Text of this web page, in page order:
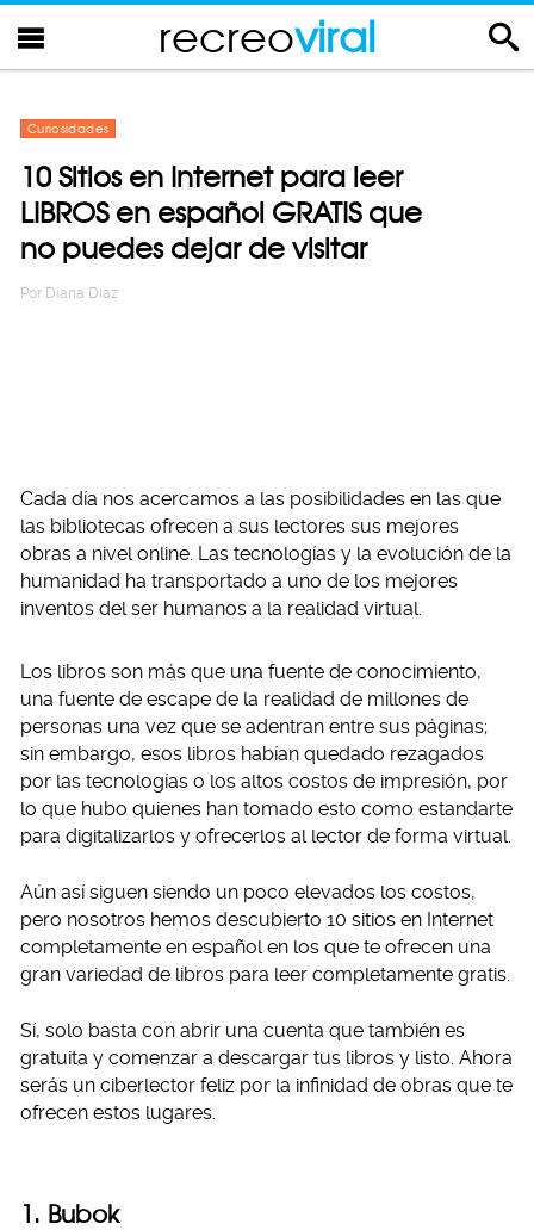
recreoviral
Curiosidades
10 Sitios en Internet para leer
LIBROS en español GRATIS que
no puedes dejar de visitar
Por Diana Diaz
Cada día nos acercamos a las posibilidades en las que
las bibliotecas ofrecen a sus lectores sus mejores
obras a nivel online. Las tecnologías y la evolución de la
humanidad ha transportado a uno de los mejores
inventos del ser humanos a la realidad virtual.
Los libros son más que una fuente de conocimiento,
una fuente de escape de la realidad de millones de
personas una vez que se adentran entre sus páginas;
sin embargo, esos libros habían quedado rezagados
por las tecnologías o los altos costos de impresión, por
lo que hubo quienes han tomado esto como estandarte
para digitalizarlos y ofrecerlos al lector de forma virtual.
Aún así siguen siendo un poco elevados los costos,
pero nosotros hemos descubierto 10 sitios en Internet
completamente en español en los que te ofrecen una
gran variedad de libros para leer completamente gratis.
Sí, solo basta con abrir una cuenta que también es
gratuita y comenzar a descargar tus libros y listo. Ahora
serás un ciberlector feliz por la infinidad de obras que te
ofrecen estos lugares.
1. Bubok